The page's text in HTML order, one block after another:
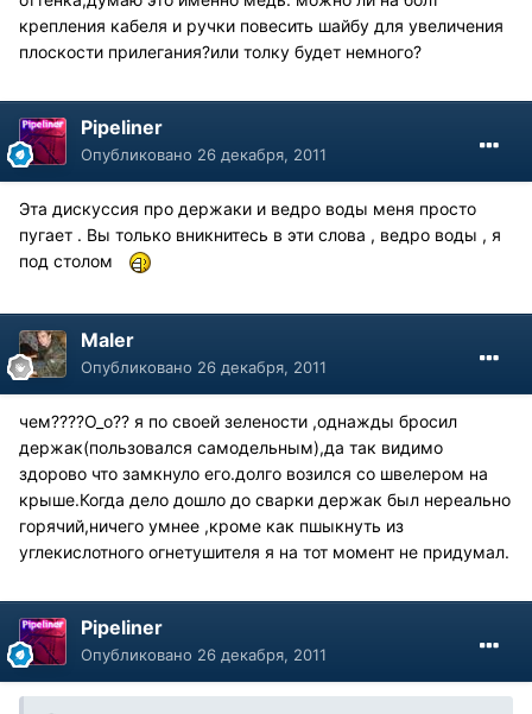
крепления кабеля и ручки повесить шайбу для увеличения
плоскости прилегания?или толку будет немного?
Pipeliner
Опубликовано 26 декабря, 2011
Эта дискуссия про держаки и ведро воды меня просто
пугает . Вы только вникнитесь в эти слова , ведро воды , я
под столом
Maler
Опубликовано 26 декабря, 2011
чем????О_о?? я по своей зелености ,однажды бросил
держак(пользовался самодельным),да так видимо
здорово что замкнуло его.долго возился со швелером на
крыше.Когда дело дошло до сварки держак был нереально
горячий,ничего умнее ,кроме как пшыкнуть из
углекислотного огнетушителя я на тот момент не придумал.
Pipeliner
Опубликовано 26 декабря, 2011